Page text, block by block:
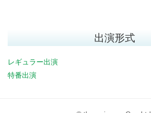
出演形式
レギュラー出演
特番出演